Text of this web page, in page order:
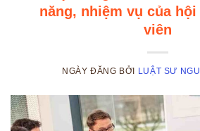
năng, nhiệm vụ của
viên
NGÀY ĐĂNG BỞI LUẬT SƯ